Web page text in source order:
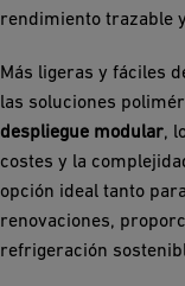
rendimiento trazable
Más ligeras y fáciles
las soluciones
despliegue modular,
costes y la
opción ideal tanto
renovaciones,
refrigeración